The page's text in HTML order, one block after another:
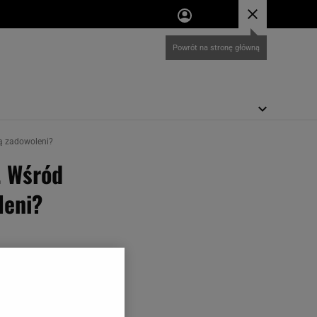
Powrót na stronę główną
zadowoleni?
Wśród gwiazd
nie